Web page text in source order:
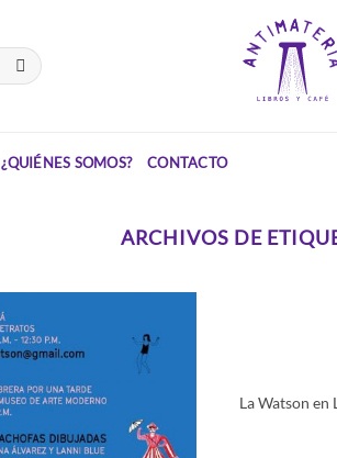
¿QUIÉNES SOMOS? CONTACTO
ARCHIVOS DE
La Watson